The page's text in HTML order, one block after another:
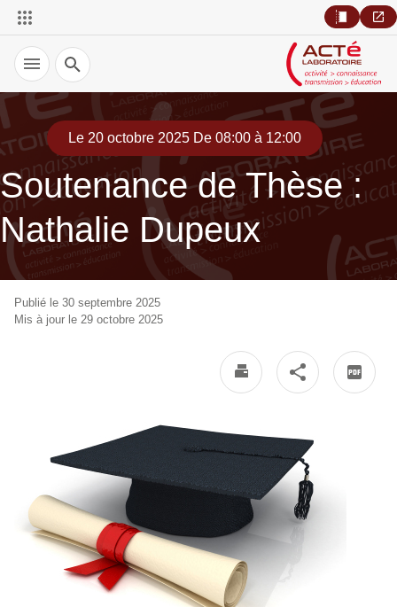
Recherche
Le 20 octobre 2025 De 08:00 à 12:00
Soutenance de Thèse :
Nathalie Dupeux
Publié le 30 septembre 2025
Mis à jour le 29 octobre 2025